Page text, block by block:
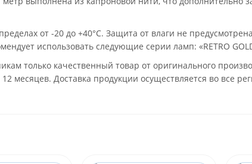
от -20 до +40°С. Защита от влаги не
использовать следующие серии ламп: «RETRO
только качественный товар от оригинального
месяцев. Доставка продукции осуществляется во все